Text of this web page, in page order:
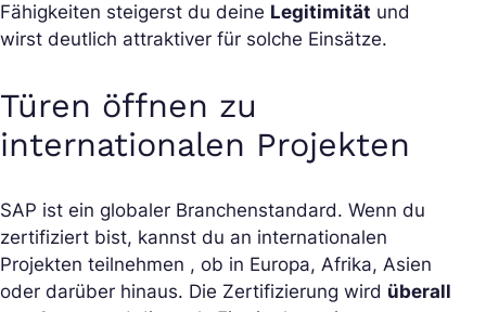
Fähigkeiten steigerst du deine Legitimität und
wirst deutlich attraktiver für solche Einsätze.
Türen öffnen zu
internationalen Projekten
SAP ist ein globaler Branchenstandard. Wenn du
zertifiziert bist, kannst du an internationalen
Projekten teilnehmen , ob in Europa, Afrika, Asien
oder darüber hinaus. Die Zertifizierung wird überall